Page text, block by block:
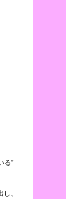
る”
し、